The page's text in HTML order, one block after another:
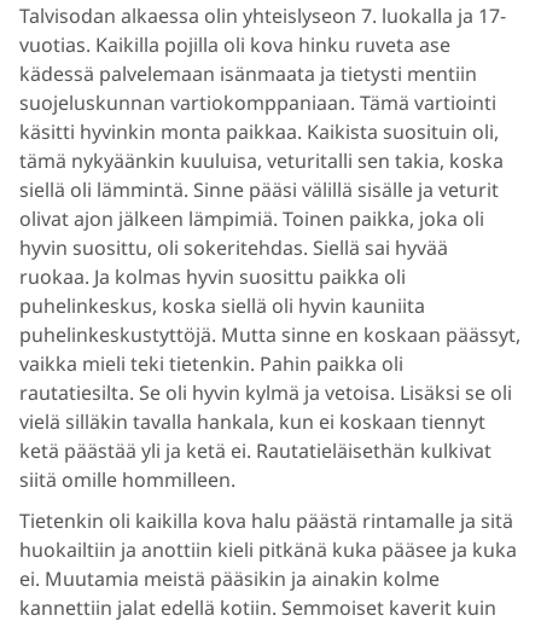
Talvisodan alkaessa olin yhteislyseon 7. luokalla ja 17-
vuotias. Kaikilla pojilla oli kova hinku ruveta ase
kädessä palvelemaan isänmaata ja tietysti mentiin
suojeluskunnan vartiokomppaniaan. Tämä vartiointi
käsitti hyvinkin monta paikkaa. Kaikista suosituin oli,
tämä nykyäänkin kuuluisa, veturitalli sen takia, koska
siellä oli lämmintä. Sinne pääsi välillä sisälle ja veturit
olivat ajon jälkeen lämpimiä. Toinen paikka, joka oli
hyvin suosittu, oli sokeritehdas. Siellä sai hyvää
ruokaa. Ja kolmas hyvin suosittu paikka oli
puhelinkeskus, koska siellä oli hyvin kauniita
puhelinkeskustyttöjä. Mutta sinne en koskaan päässyt,
vaikka mieli teki tietenkin. Pahin paikka oli
rautatiesilta. Se oli hyvin kylmä ja vetoisa. Lisäksi se oli
vielä silläkin tavalla hankala, kun ei koskaan tiennyt
ketä päästää yli ja ketä ei. Rautatieläisethän kulkivat
siitä omille hommilleen.
Tietenkin oli kaikilla kova halu päästä rintamalle ja sitä
huokailtiin ja anottiin kieli pitkänä kuka pääsee ja kuka
ei. Muutamia meistä pääsikin ja ainakin kolme
kannettiin jalat edellä kotiin. Semmoiset kaverit kuin